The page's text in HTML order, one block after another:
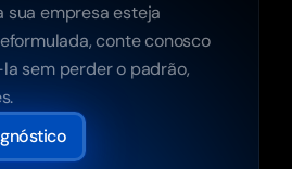
sua empresa esteja
conte conosco
sem perder o padrão,